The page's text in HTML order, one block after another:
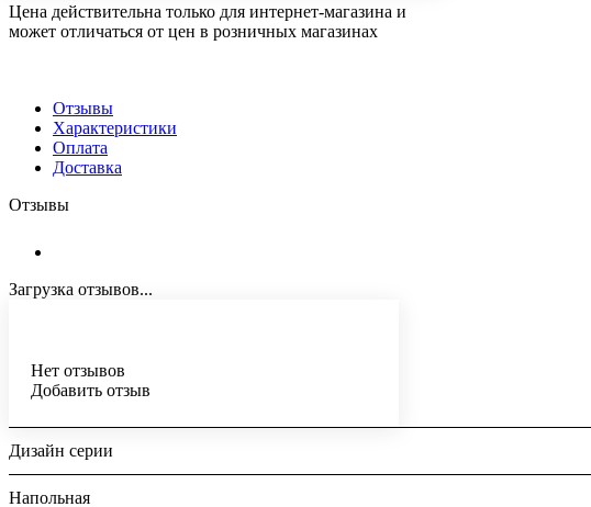
Цена действительна только для интернет-магазина и
может отличаться от цен в розничных магазинах
Отзывы
Характеристики
Оплата
Доставка
Отзывы
Загрузка отзывов...
Нет отзывов
Добавить отзыв
Дизайн серии
Напольная